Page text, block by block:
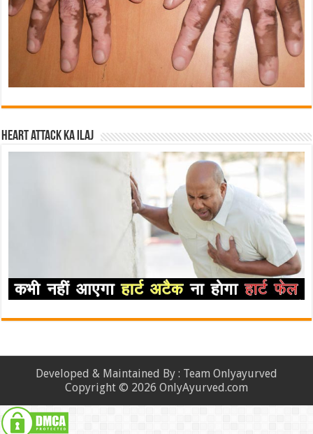
Heart attack ka ilaj
Developed & Maintained By : Team Onlyayurved
Copyright © 2026 OnlyAyurved.com